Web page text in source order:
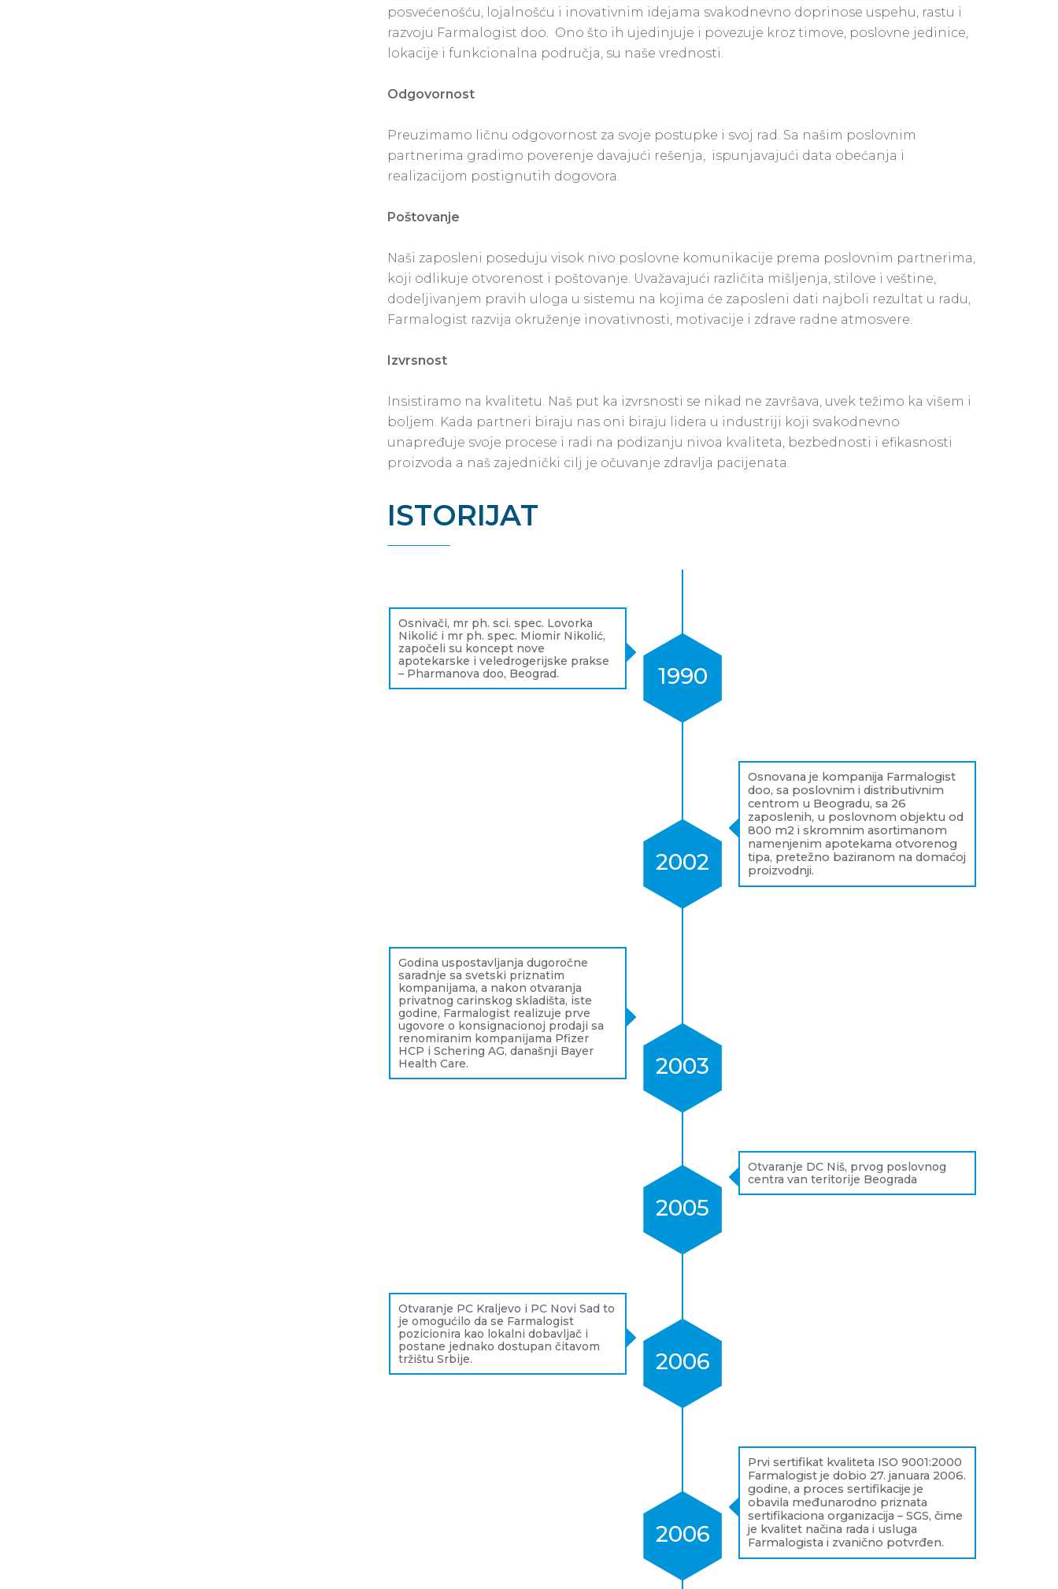
posvećenošću, lojalnošću i inovativnim idejama svakodnevno doprinose uspehu, rastu i
razvoju Farmalogist doo. Ono što ih ujedinjuje i povezuje kroz timove, poslovne jedinice,
lokacije i funkcionalna područja, su naše vrednosti.
Odgovornost
Preuzimamo ličnu odgovornost za svoje postupke i svoj rad. Sa našim poslovnim
partnerima gradimo poverenje davajući rešenja, ispunjavajući data obećanja i
realizacijom postignutih dogovora.
Poštovanje
Naši zaposleni poseduju visok nivo poslovne komunikacije prema poslovnim partnerima,
koji odlikuje otvorenost i poštovanje. Uvažavajući različita mišljenja, stilove i veštine,
dodeljivanjem pravih uloga u sistemu na kojima će zaposleni dati najboli rezultat u radu,
Farmalogist razvija okruženje inovativnosti, motivacije i zdrave radne atmosvere.
Izvrsnost
Insistiramo na kvalitetu. Naš put ka izvrsnosti se nikad ne završava, uvek težimo ka višem i
boljem. Kada partneri biraju nas oni biraju lidera u industriji koji svakodnevno
unapređuje svoje procese i radi na podizanju nivoa kvaliteta, bezbednosti i efikasnosti
proizvoda a naš zajednički cilj je očuvanje zdravlja pacijenata.
ISTORIJAT
Osnivači, mr ph. sci. spec. Lovorka
Nikolić i mr ph. spec. Miomir Nikolić,
započeli su koncept nove
apotekarske i veledrogerijske prakse
– Pharmanova doo, Beograd.
1990
Osnovana je kompanija Farmalogist
doo, sa poslovnim i distributivnim
centrom u Beogradu, sa 26
zaposlenih, u poslovnom objektu od
800 m2 i skromnim asortimanom
namenjenim apotekama otvorenog
tipa, pretežno baziranom na domaćoj
proizvodnji.
2002
Godina uspostavljanja dugoročne
saradnje sa svetski priznatim
kompanijama, a nakon otvaranja
privatnog carinskog skladišta, iste
godine, Farmalogist realizuje prve
ugovore o konsignacionoj prodaji sa
renomiranim kompanijama Pfizer
HCP i Schering AG, današnji Bayer
Health Care.
2003
Otvaranje DC Niš, prvog poslovnog
centra van teritorije Beograda
2005
Otvaranje PC Kraljevo i PC Novi Sad to
je omogućilo da se Farmalogist
pozicionira kao lokalni dobavljač i
postane jednako dostupan čitavom
tržištu Srbije.
2006
Prvi sertifikat kvaliteta ISO 9001:2000
Farmalogist je dobio 27. januara 2006.
godine, a proces sertifikacije je
obavila međunarodno priznata
sertifikaciona organizacija – SGS, čime
je kvalitet načina rada i usluga
Farmalogista i zvanično potvrđen.
2006